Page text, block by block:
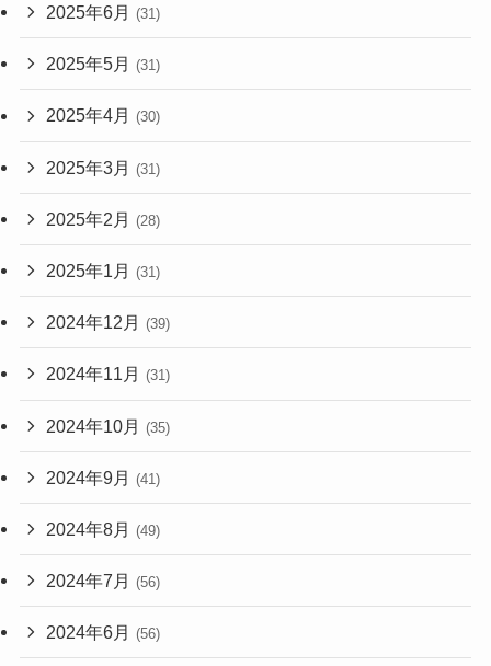
2025年6月 (31)
2025年5月 (31)
2025年4月 (30)
2025年3月 (31)
2025年2月 (28)
2025年1月 (31)
2024年12月 (39)
2024年11月 (31)
2024年10月 (35)
2024年9月 (41)
2024年8月 (49)
2024年7月 (56)
2024年6月 (56)